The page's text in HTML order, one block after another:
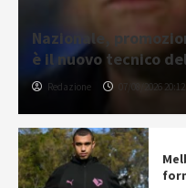
Nazionale,
è il nuovo tecnico
Redazione 07/08/2026 20:12